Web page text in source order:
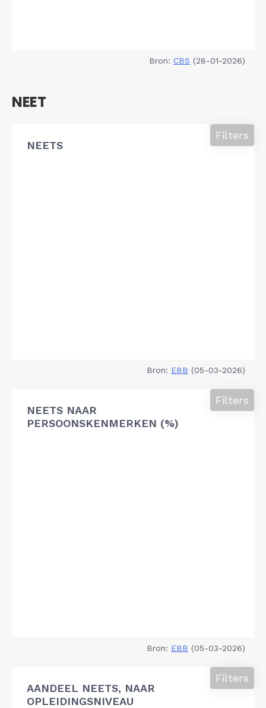
Bron: CBS (28-01-2026)
NEET
NEETS
Filters
Bron: EBB (05-03-2026)
NEETS NAAR
PERSOONSKENMERKEN (%)
Filters
Bron: EBB (05-03-2026)
AANDEEL NEETS, NAAR
OPLEIDINGSNIVEAU
Filters